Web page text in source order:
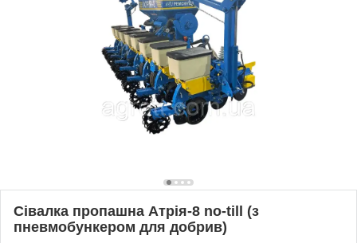
Сівалка пропашна Атрія-8 no-till (з
пневмобункером для добрив)